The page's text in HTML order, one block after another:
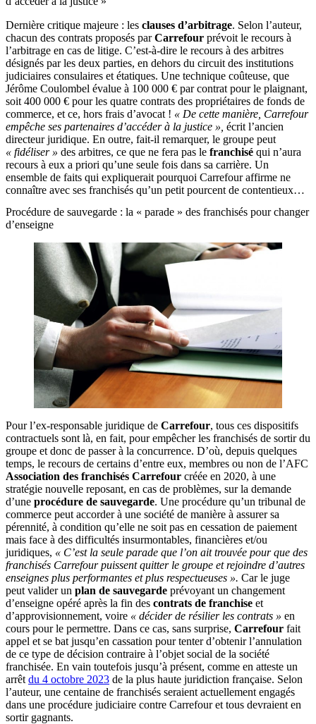
Dernière critique majeure : les clauses d’arbitrage. Selon l’auteur,
chacun des contrats proposés parCarrefour prévoit le recours à
l’arbitrage en cas de litige. C’est-à-dire le recours à des arbitres
désignés par les deux parties, en dehors du circuit des institutions
judiciaires consulaires et étatiques. Une technique coûteuse, que
Jérôme Coulombel évalue à 100 000 € par contrat pour le plaignant,
soit 400 000 € pour les quatre contrats des propriétaires de fonds de
commerce, et ce, hors frais d’avocat ! « De cette manière, Carrefour
empêche ses partenaires d’accéder à la justice », écrit l’ancien
directeur juridique. En outre, fait-il remarquer, le groupe peut
« fidéliser » des arbitres, ce que ne fera pas le franchisé qui n’aura
recours à eux a priori qu’une seule fois dans sa carrière. Un
ensemble de faits qui expliquerait pourquoi Carrefour affirme ne
connaître avec ses franchisés qu’un petit pourcent de contentieux…
Procédure de sauvegarde : la « parade » des franchisés pour changer
d’enseigne
Pour l’ex-responsable juridique de Carrefour, tous ces dispositifs
contractuels sont là, en fait, pour empêcher les franchisés de sortir du
groupe et donc de passer à la concurrence. D’où, depuis quelques
temps, le recours de certains d’entre eux, membres ou non de l’AFC
Association des franchisés Carrefour créée en 2020, à une
stratégie nouvelle reposant, en cas de problèmes, sur la demande
d’une procédure de sauvegarde. Une procédure qu’un tribunal de
commerce peut accorder à une société de manière à assurer sa
pérennité, à condition qu’elle ne soit pas en cessation de paiement
mais face à des difficultés insurmontables, financières et/ou
juridiques, « C’est la seule parade que l’on ait trouvée pour que des
franchisés Carrefour puissent quitter le groupe et rejoindre d’autres
enseignes plus performantes et plus respectueuses ». Car le juge
peut valider un plan de sauvegarde prévoyant un changement
d’enseigne opéré après la fin des contrats de franchise et
d’approvisionnement, voire « décider de résilier les contrats » en
cours pour le permettre. Dans ce cas, sans surprise, Carrefour fait
appel et se bat jusqu’en cassation pour tenter d’obtenir l’annulation
de ce type de décision contraire à l’objet social de la société
franchisée. En vain toutefois jusqu’à présent, comme en atteste un
arrêt du 4 octobre 2023 de la plus haute juridiction française. Selon
l’auteur, une centaine de franchisés seraient actuellement engagés
dans une procédure judiciaire contre Carrefour et tous devraient en
sortir gagnants.